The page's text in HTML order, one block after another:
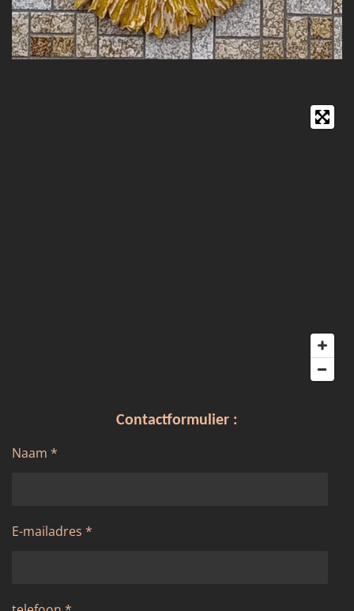
Contactformulier :
Naam *
E-mailadres *